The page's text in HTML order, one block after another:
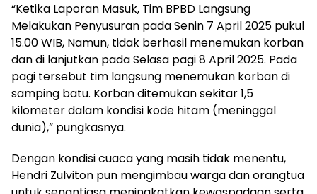
“Ketika Laporan Masuk, Tim BPBD Langsung
Melakukan Penyusuran pada Senin 7 April 2025 pukul
15.00 WIB, Namun, tidak berhasil menemukan korban
dan di lanjutkan pada Selasa pagi 8 April 2025. Pada
pagi tersebut tim langsung menemukan korban di
samping batu. Korban ditemukan sekitar 1,5
kilometer dalam kondisi kode hitam (meninggal
dunia),” pungkasnya.
Dengan kondisi cuaca yang masih tidak menentu,
Hendri Zulviton pun mengimbau warga dan orangtua